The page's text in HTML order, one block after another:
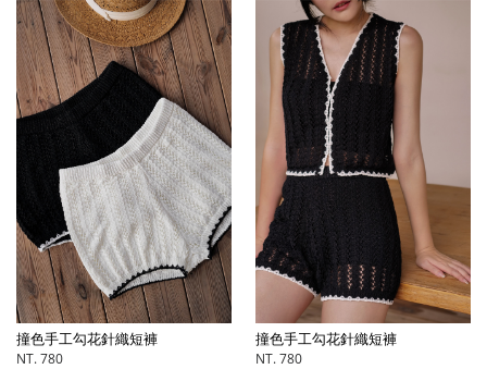
撞色手工勾花針織短褲
NT. 780
撞色手工勾花針織短褲
NT. 780